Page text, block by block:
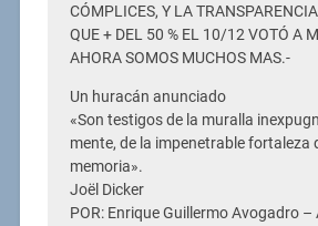
CÓMPLICES, Y LA
QUE + DEL 50 % EL 10/12 VOTÓ A
AHORA SOMOS MUCHOS MAS.-
Un huracán anunciado
«Son testigos de la muralla
mente, de la impenetrable fortaleza
memoria».
Joël Dicker
POR: Enrique Guillermo Avogadro –